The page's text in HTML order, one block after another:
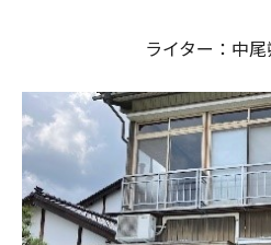
ライター：中